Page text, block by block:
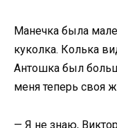
Манечка была
куколка. Колька
Антошка был
меня теперь своя
— Я не знаю,